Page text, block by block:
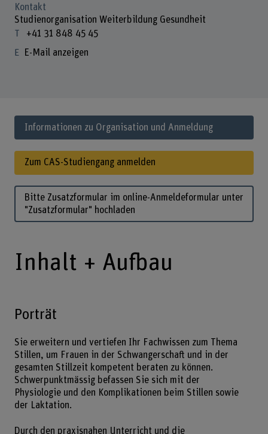
Kontakt
Studienorganisation Weiterbildung Gesundheit
+41 31 848 45 45
E-Mail anzeigen
Informationen zu Organisation und Anmeldung
Zum CAS-Studiengang anmelden
Bitte Zusatzformular im online-Anmeldeformular unter
"Zusatzformular" hochladen
Inhalt + Aufbau
Porträt
Sie erweitern und vertiefen Ihr Fachwissen zum Thema
Stillen, um Frauen in der Schwangerschaft und in der
gesamten Stillzeit kompetent beraten zu können.
Schwerpunktmässig befassen Sie sich mit der
Physiologie und den Komplikationen beim Stillen sowie
der Laktation.
Durch den praxisnahen Unterricht und die